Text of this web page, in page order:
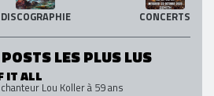
DISCOGRAPHIE CONCERTS
LES PLUS LUS
IT ALL
Lou Koller à 59 ans